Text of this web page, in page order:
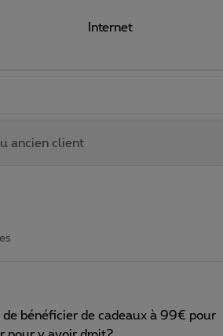
Internet
ancien client
bénéficier de cadeaux à 99€ pour